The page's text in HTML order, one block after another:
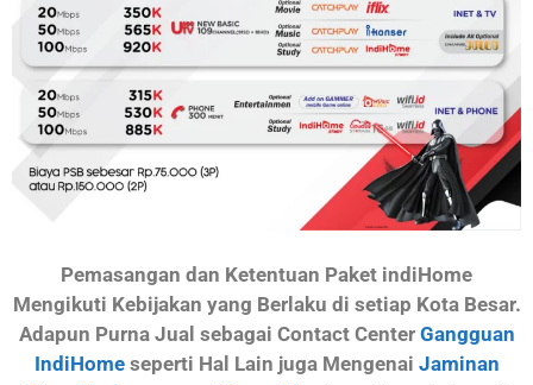
Pemasangan dan Ketentuan Paket indiHome
Mengikuti Kebijakan yang Berlaku di setiap Kota Besar.
Adapun Purna Jual sebagai Contact Center Gangguan
IndiHomeseperti Hal Lain juga Mengenai Jaminan